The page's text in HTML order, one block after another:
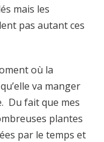
mais les
pas autant ces
où la
va manger
Du fait que mes
plantes
par le temps et